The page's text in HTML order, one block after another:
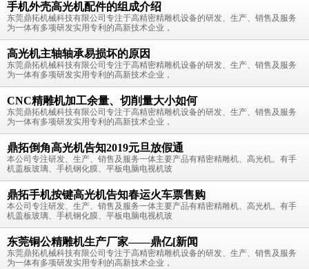
手机外壳高光机配件的组成介绍
东莞鼎拓机械科技有限公司专注于高精密精雕机设备的研发、生产、销售及服务
为一体有多项研发实用专利的高新技术企业，
高光机主轴轴承易损坏的原因
东莞鼎拓机械科技有限公司专注于高精密精雕机设备的研发、生产、销售及服务
为一体有多项研发实用专利的高新技术企业，
CNC精雕机加工余量、切削量大小如何
东莞鼎拓机械科技有限公司专注于高精密精雕机设备的研发、生产、销售及服务
为一体有多项研发实用专利的高新技术企业，
鼎拓倒角高光机告知2019元旦放假通
本公司专注研发、生产、销售及服务一体主要产品有精密精雕机、高光机。有手
机盖板玻璃、手机钢化膜、平板电脑电视机玻
鼎拓手机按键高光机告知春运火车票售购
本公司专注研发、生产、销售及服务一体主要产品有精密精雕机、高光机。有手
机盖板玻璃、手机钢化膜、平板电脑电视机玻
东莞铜公精雕机生产厂家——鼎亿[新闻
东莞鼎拓机械科技有限公司专注于高精密精雕机设备的研发、生产、销售及服务
为一体有多项研发实用专利的高新技术企业，